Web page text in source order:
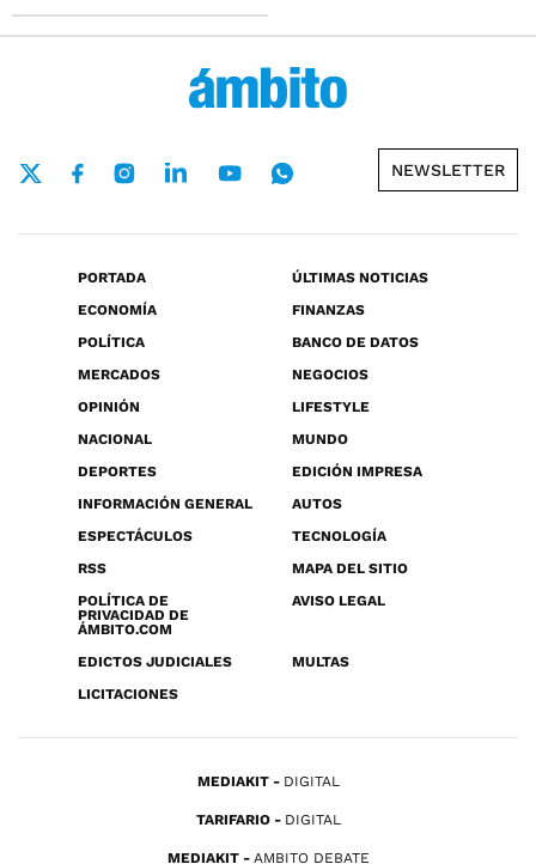
NEWSLETTER
PORTADA
ÚLTIMAS NOTICIAS
ECONOMÍA
FINANZAS
POLÍTICA
BANCO DE DATOS
MERCADOS
NEGOCIOS
OPINIÓN
LIFESTYLE
NACIONAL
MUNDO
DEPORTES
EDICIÓN IMPRESA
INFORMACIÓN GENERAL
AUTOS
ESPECTÁCULOS
TECNOLOGÍA
RSS
MAPA DEL SITIO
POLÍTICA DE
PRIVACIDAD DE
ÁMBITO.COM
AVISO LEGAL
EDICTOS JUDICIALES
MULTAS
LICITACIONES
MEDIAKIT DIGITAL
TARIFARIO DIGITAL
MEDIAKIT AMBITO DEBATE